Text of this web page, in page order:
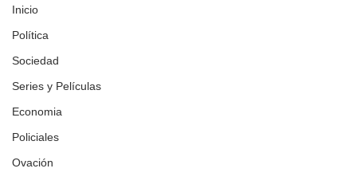
Inicio
Política
Sociedad
Series y Películas
Economia
Policiales
Ovación